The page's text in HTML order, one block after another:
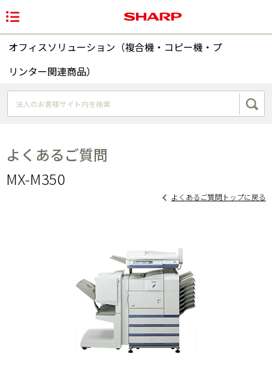
オフィスソリューション（複合機・コピー機・プ
リンター関連商品）
よくあるご質問
MX-M350
よくあるご質問トップに戻る